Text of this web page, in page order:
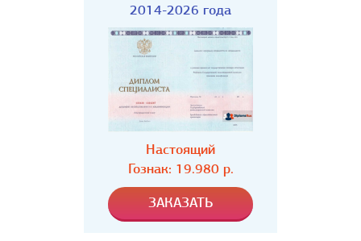
2014-2026 года
Настоящий
Гознак: 19.980 р.